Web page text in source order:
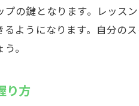
レッス
アクセ
の鍵となります。レッス
ようになります。自分の
。
り方